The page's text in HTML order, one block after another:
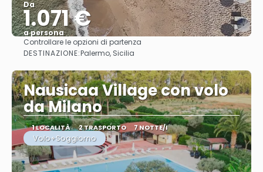
Da
1.071 €
a persona
Vedere
Controllare le opzioni di partenza
DESTINAZIONE:Palermo, Sicilia
Nausicaa Village con volo
da Milano
1 LOCALITÀ 2 TRASPORTO 7 NOTTE/I
Volo+Soggiorno